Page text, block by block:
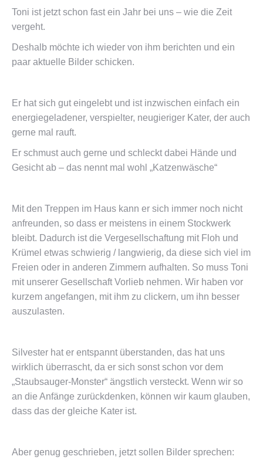
Toni ist jetzt schon fast ein Jahr bei uns – wie die Zeit
vergeht.
Deshalb möchte ich wieder von ihm berichten und ein
paar aktuelle Bilder schicken.
Er hat sich gut eingelebt und ist inzwischen einfach ein
energiegeladener, verspielter, neugieriger Kater, der auch
gerne mal rauft.
Er schmust auch gerne und schleckt dabei Hände und
Gesicht ab – das nennt mal wohl „Katzenwäsche“
Mit den Treppen im Haus kann er sich immer noch nicht
anfreunden, so dass er meistens in einem Stockwerk
bleibt. Dadurch ist die Vergesellschaftung mit Floh und
Krümel etwas schwierig / langwierig, da diese sich viel im
Freien oder in anderen Zimmern aufhalten. So muss Toni
mit unserer Gesellschaft Vorlieb nehmen. Wir haben vor
kurzem angefangen, mit ihm zu clickern, um ihn besser
auszulasten.
Silvester hat er entspannt überstanden, das hat uns
wirklich überrascht, da er sich sonst schon vor dem
„Staubsauger-Monster“ ängstlich versteckt. Wenn wir so
an die Anfänge zurückdenken, können wir kaum glauben,
dass das der gleiche Kater ist.
Aber genug geschrieben, jetzt sollen Bilder sprechen: